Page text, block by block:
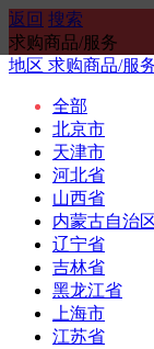
返回 搜索
求购商品/服务
地区 求购商品/服
全部
北京市
天津市
河北省
山西省
内蒙古自治
辽宁省
吉林省
黑龙江省
上海市
江苏省